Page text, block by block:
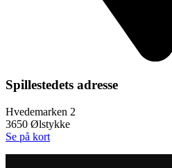
Spillestedets adresse
Hvedemarken 2
3650 Ølstykke
Se på kort